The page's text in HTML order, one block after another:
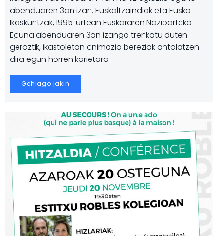
abenduaren 3an izan. Euskaltzaindiak eta Eusko
Ikaskuntzak, 1995. urtean Euskararen Nazioarteko
Eguna abenduaren 3an izango trenkatu duten
geroztik, ikastoletan animazio bereziak antolatzen
dira egun horren karietara.
Gehiago jakin